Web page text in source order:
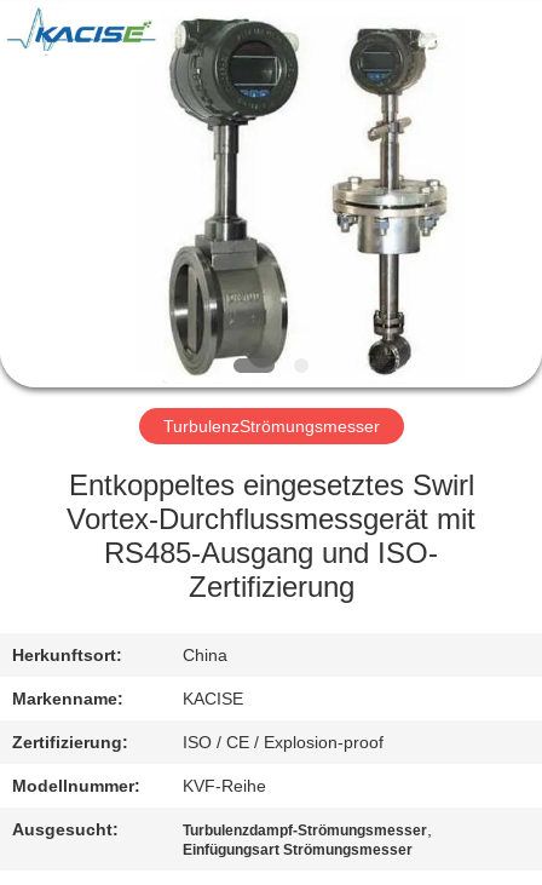
ÜBER
UNS
FABRIK-
AUSFLUG
QUALITÄTSKONTROLLE
TRETEN
SIE
MIT
UNS
IN
VERBINDUNG
Kacise
Optronics
Co.,Ltd..
TurbulenzStrömungsmesser
Entkoppeltes eingesetztes Swirl
Vortex-Durchflussmessgerät mit
RS485-Ausgang und ISO-
Zertifizierung
Herkunftsort: China
Markenname: KACISE
Zertifizierung: ISO / CE / Explosion-proof
Modellnummer: KVF-Reihe
Ausgesucht: Turbulenzdampf-Strömungsmesser,
Einfügungsart Strömungsmesser